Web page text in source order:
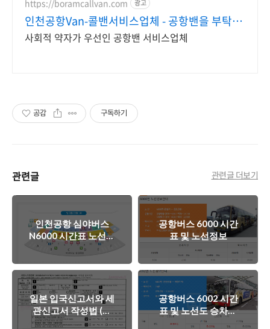
https://boramcallvan.com 광고
인천공항Van-콜밴서비스업체 - 공항밴을 부탁
해! -
사회적 약자가 우선인 공항밴 서비스업체
공감 구독하기
관련글 관련글 더보기
인천공항 심야버스
N6000 시간표 노선도
승차장
공항버스 6000 시간
표 및 노선정보
일본 입국신고서와 세
관신고서 작성법 (쉽
게작성하는법)
공항버스 6002 시간
표 및 노선도 승차위
치입니다.